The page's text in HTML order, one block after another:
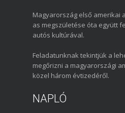
Magyarország első amerikai
as megszületése óta együtt
autós kultúrával.
Feladatunknak tekintjük a
megőrizni a magyarországi
közel három évtizedéről.
NAPLÓ